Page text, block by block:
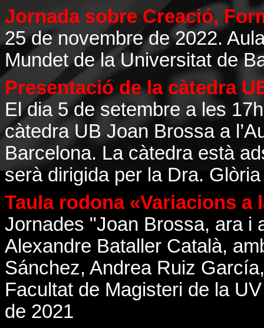
Jornada sobre Creació,
25 de novembre de 2022.
Mundet de la Universitat de
Presentació de la càtedra
El dia 5 de setembre a les
càtedra UB Joan Brossa a
Barcelona. La càtedra està
serà dirigida per la Dra.
Taula rodona «Variacions a
Jornades "Joan Brossa, ara i
Alexandre Bataller Català,
Sánchez, Andrea Ruiz
Facultat de Magisteri de la
de 2021